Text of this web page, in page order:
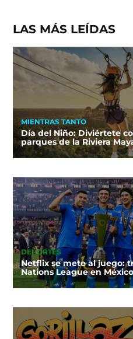
LAS MÁS LEÍDAS
MIENTRAS TANTO
Día del Niño: Diviértete
parques de la Riviera
DEPORTES
Netflix se mete al juego:
Nations League en México